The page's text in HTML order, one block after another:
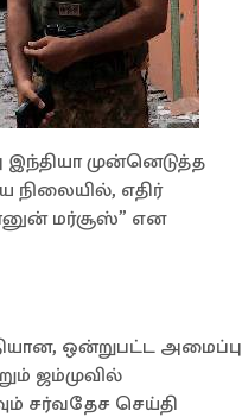
முன்னெடுத்த
நிலையில், எதிர்
மர்சூஸ்” என
ஒன்றுபட்ட அமைப்பு
ஜம்முவில்
சர்வதேச செய்தி